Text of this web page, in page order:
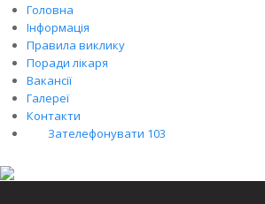
Головна
Інформація
Правила виклику
Поради лікаря
Вакансії
Галереї
Контакти
Зателефонувати 103